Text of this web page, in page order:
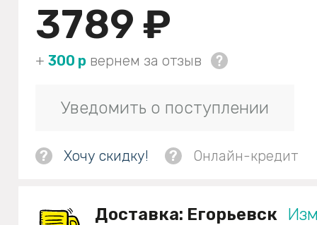
3789 ₽
+ 300 р вернем за отзыв
Уведомить о поступлении
? Хочу скидку! ? Онлайн-кредит
Доставка: Егорьевск